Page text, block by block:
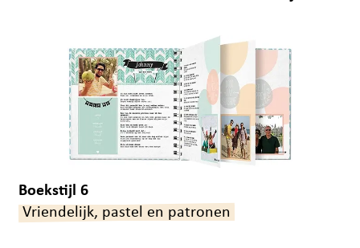
Boekstijl 7
(Plant)aardig, botanisch en sierlijk